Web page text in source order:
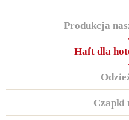
Produkcja
Haft dla
Czapki